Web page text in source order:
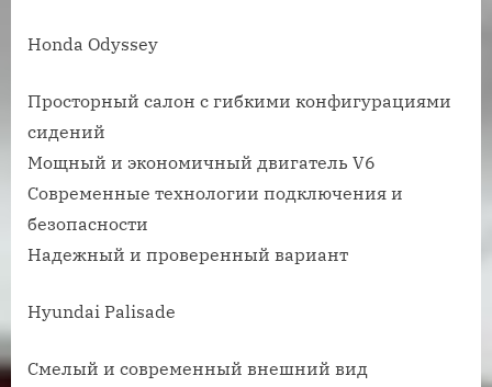
Honda Odyssey
Просторный салон с гибкими конфигурациями
сидений
Мощный и экономичный двигатель V6
Современные технологии подключения и
безопасности
Надежный и проверенный вариант
Hyundai Palisade
Смелый и современный внешний вид